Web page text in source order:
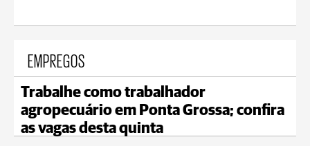
EMPREGOS
Trabalhe como trabalhador
agropecuário em Ponta Grossa; confira
as vagas desta quinta